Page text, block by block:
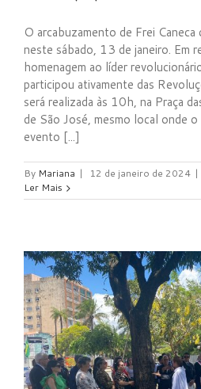
O arcabuzamento de Frei
neste sábado, 13 de janeiro. Em
homenagem ao líder
participou ativamente das
será realizada às 10h, na Praça
de São José, mesmo local onde
evento [...]
By Mariana | 12 de janeiro de 2024 |
Ler Mais